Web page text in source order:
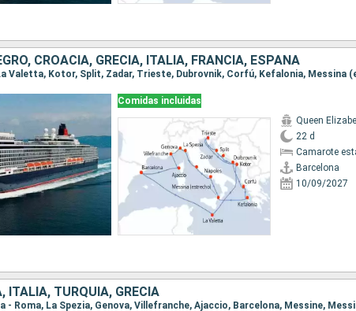
CROACIA, GRECIA, ITALIA, FRANCIA, ESPAÑA
Comidas incluidas
Queen
22 d
Camarote
Barcelona
10/09/2027
ITALIA, TURQUÍA, GRECIA